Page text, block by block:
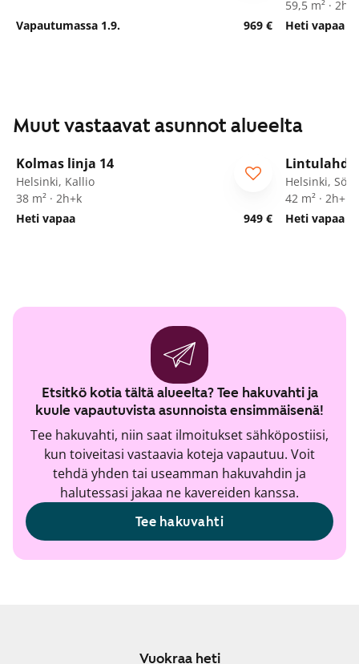
Vapautumassa 1.9. 969 €
59,5 m² ·
Heti vapaa
Muut vastaavat asunnot alueelta
Kolmas linja 14
Helsinki, Kallio
38 m² · 2h+k
Heti vapaa
949 €
Helsinki,
42 m² ·
Heti vapaa
Etsitkö kotia tältä alueelta? Tee hakuvahti ja
kuule vapautuvista asunnoista ensimmäisenä!
Tee hakuvahti, niin saat ilmoitukset sähköpostiisi,
kun toiveitasi vastaavia koteja vapautuu. Voit
tehdä yhden tai useamman hakuvahdin ja
halutessasi jakaa ne kavereiden kanssa.
Tee hakuvahti
Vuokraa heti